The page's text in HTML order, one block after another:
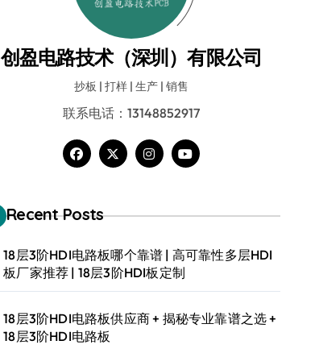
创盈电路技术（深圳）有限公司
抄板 | 打样 | 生产 | 销售
联系电话：13148852917
Recent Posts
18层3阶HDI电路板哪个靠谱 | 高可靠性多层HDI
板厂家推荐 | 18层3阶HDI板定制
18层3阶HDI电路板供应商 + 揭秘专业靠谱之选 +
18层3阶HDI电路板